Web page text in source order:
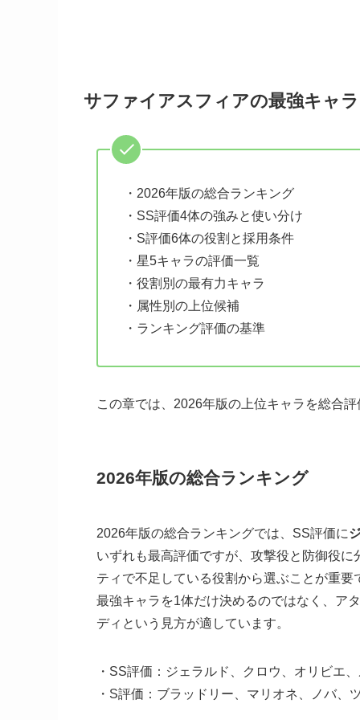
サファイアスフィアの最強キャ
・2026年版の総合ランキング
・SS評価4体の強みと使い分け
・S評価6体の役割と採用条件
・星5キャラの評価一覧
・役割別の最有力キャラ
・属性別の上位候補
・ランキング評価の基準
この章では、2026年版の上位キャラを総合
2026年版の総合ランキング
2026年版の総合ランキングでは、SS評価に
いずれも最高評価ですが、攻撃役と防御役
ティで不足している役割から選ぶことが重要
最強キャラを1体だけ決めるのではなく、ア
ディという見方が適しています。
・SS評価：ジェラルド、クロウ、オリビエ
・S評価：ブラッドリー、マリオネ、ノバ、